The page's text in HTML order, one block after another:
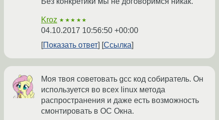
Kroz ★★★★★
04.10.2017 10:56:50 +00:00
Показать ответ
Ссылка
Моя твоя советовать gcc код собиратель. Он
используется во всех linux метода
распространения и даже есть возможность
смонтировать в ОС Окна.